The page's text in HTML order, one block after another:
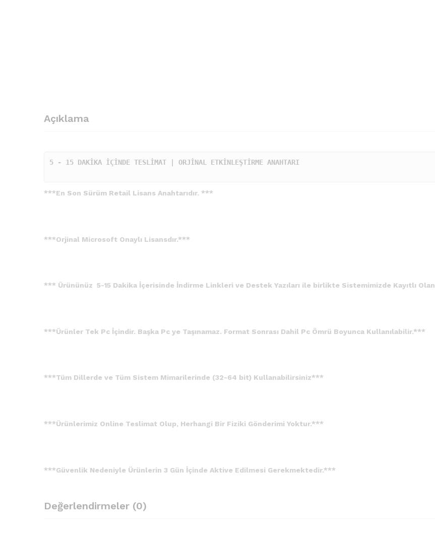
Açıklama
5 - 15 DAKİKA İÇİNDE TESLİMAT | ORJİNAL ETKİNLEŞTİRME ANAHTARI
***En Son Sürüm Retail Lisans Anahtarıdır. ***
***Orjinal Microsoft Onaylı Lisansdır.***
*** Ürününüz 5-15 Dakika İçerisinde İndirme Linkleri ve Destek Yazıları ile birlikte Sistemimizde Kayıtlı Olan
***Ürünler Tek Pc İçindir. Başka Pc ye Taşınamaz. Format Sonrası Dahil Pc Ömrü Boyunca Kullanılabilir.***
***Tüm Dillerde ve Tüm Sistem Mimarilerinde (32-64 bit) Kullanabilirsiniz***
***Ürünlerimiz Online Teslimat Olup, Herhangi Bir Fiziki Gönderimi Yoktur.***
***Güvenlik Nedeniyle Ürünlerin 3 Gün İçinde Aktive Edilmesi Gerekmektedir.***
Değerlendirmeler (0)